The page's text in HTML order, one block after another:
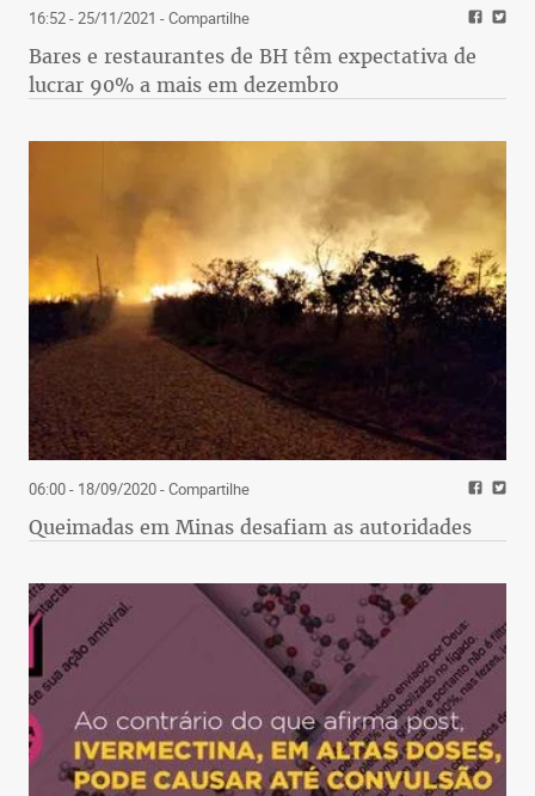
16:52 - 25/11/2021 - Compartilhe
Bares e restaurantes de BH têm expectativa de
lucrar 90% a mais em dezembro
06:00 - 18/09/2020- Compartilhe
Queimadas em Minas desafiam as autoridades